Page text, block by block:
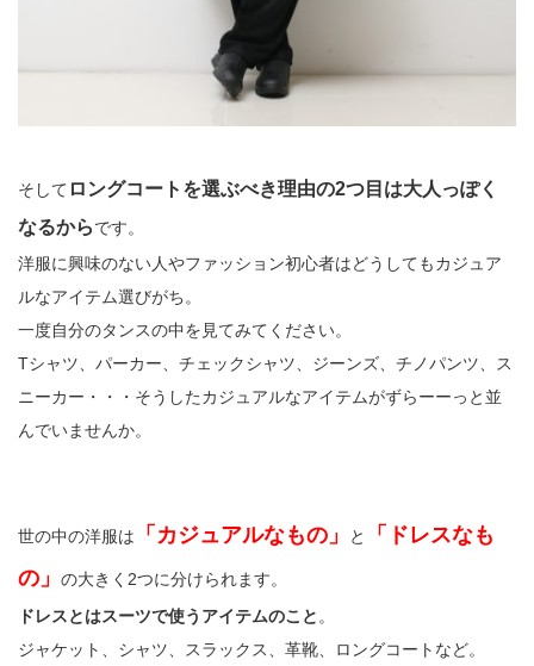
そして ロングコートを選ぶべき理由の2つ目は大人っぽく
なるからです。
洋服に興味のない人やファッション初心者はどうしてもカジュア
ルなアイテム選びがち。
一度自分のタンスの中を見てみてください。
Tシャツ、パーカー、チェックシャツ、ジーンズ、チノパンツ、ス
ニーカー・・・そうしたカジュアルなアイテムがずらーーっと並
んでいませんか。
世の中の洋服は 「カジュアルなもの」 と
「ドレスなも
の」
の大きく2つに分けられます。
ドレスとはスーツで使うアイテムのこと。
ジャケット、シャツ、スラックス、革靴、ロングコートなど。